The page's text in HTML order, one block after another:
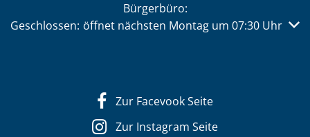
Bürgerbüro:
Klicken, um weitere Öffnungs- oder Schließzeiten
Geschlossen: öffnet nächsten Montag um 07:30 Uhr
Zur Facevook Seite
Zur Instagram Seite